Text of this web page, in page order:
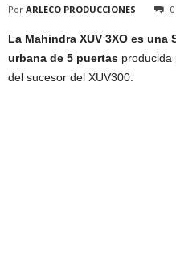
Por ARLECO PRODUCCIONES 0
La Mahindra XUV 3XO es
urbana de 5 puertas producida
del sucesor del XUV300.